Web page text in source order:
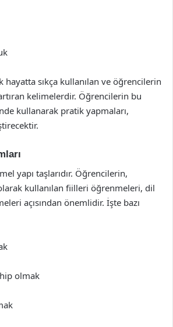
hayatta sıkça kullanılan ve öğrencilerin
kelimelerdir. Öğrencilerin bu
kullanarak pratik yapmaları,
yapı taşlarıdır. Öğrencilerin,
kullanılan fiilleri öğrenmeleri, dil
açısından önemlidir. İşte bazı
olmak